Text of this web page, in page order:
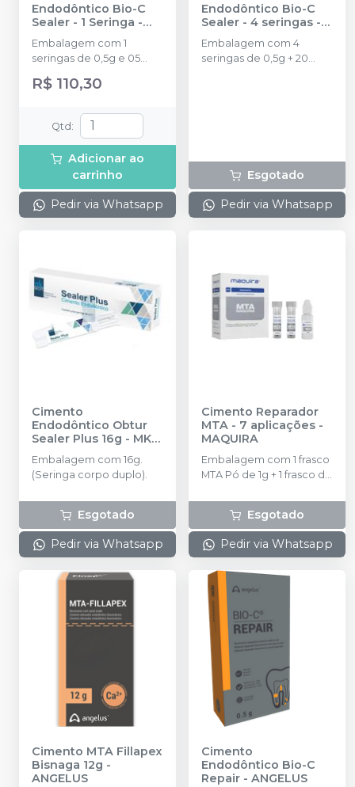
Endodôntico Bio-C
Sealer - 1 Seringa -
ANGELUS
Embalagem com 1
seringas de 0,5g e 05
R$ 110,30
Qtd:
Adicionar ao
carrinho
Pedir via Whatsapp
Endodôntico Bio-C
Sealer - 4 seringas -
ANGELUS
Embalagem com 4
seringas de 0,5g + 20
Esgotado
Pedir via Whatsapp
Cimento
Endodôntico Obtur
Sealer Plus 16g - MK
LIFE
Embalagem com 16g.
(Seringa corpo duplo).
Esgotado
Pedir via Whatsapp
Cimento Reparador
MTA - 7 aplicações -
MAQUIRA
Embalagem com 1 frasco
MTA Pó de 1g + 1 frasco de
colher dosadora.
Esgotado
Pedir via Whatsapp
Cimento MTA Fillapex
Bisnaga 12g -
ANGELUS
Cimento
Endodôntico Bio-C
Repair - ANGELUS